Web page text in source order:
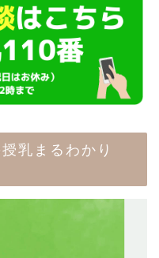
乳まるわかり